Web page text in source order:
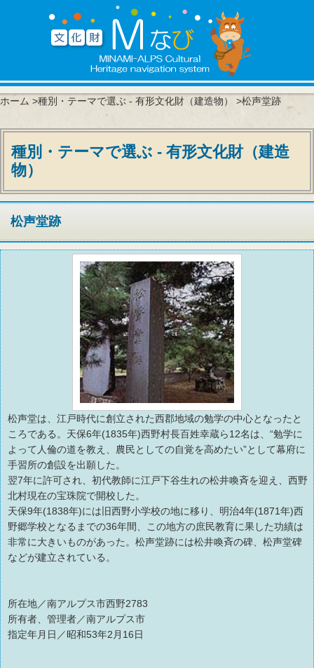
ホーム >種別・テーマで選ぶ - 有形文化財（建造物） >松声堂跡
種別・テーマで選ぶ - 有形文化財（建造
物）
松声堂跡
松声堂は、江戸時代に創立された西郡地域の勉学の中心となったと
ころである。天保6年(1835年)西野村長百姓幸蔵ら12名は、“勉学に
よって人倫の道を教え、農民としての自覚を高めたい”として幕府に
手習所の創設を出願した。
翌7年に許可され、初代教師に江戸下谷生れの松井喚斉を迎え、西野
北村現在の宝珠院で開校した。
天保9年(1838年)には旧西野小学校の地に移り、明治4年(1871年)西
野郷学校となるまでの36年間、この地方の庶民教育に果した功績は
非常に大きいものがあった。松声堂跡には松井喚斉の碑、松声堂碑
などが建立されている。
所在地／南アルプス市西野2783
所有者、管理者／南アルプス市
指定年月日／昭和53年2月16日